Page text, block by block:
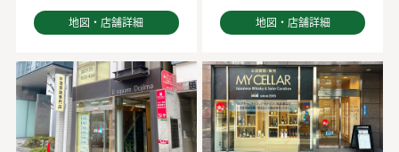
地図・店舗詳細 地図・店舗詳細